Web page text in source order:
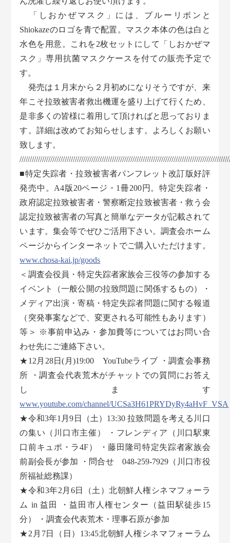
「しおかぜマスク」には、ブルーリボンと
Shiokazeのロゴを青で配置。マスク本体の色は白と
水色を用意。これを2枚セットにして「しおかぜマ
スク」専用抗菌マスクケースを付ての販売予定で
す。
発売は１月末から２月初めになりそうですが、来
年こそ拉致被害者救出機運を盛り上げて行くため、
是非多くの皆様に着用して頂ければと思っておりま
す。詳細は改めてお知らせします。よろしくお願い
致します。
■特定失踪者・拉致被害者パンフレット改訂版好評
発売中。A4版20ページ・1冊200円。特定失踪者・
政府認定拉致被害者・警察断定拉致被害者・救う会
認定拉致被害者の写真と簡単なデータが記載されて
います。集会等でぜひご活用下さい。調査会ホーム
ページからインターネットでご購入いただけます。
www.chosa-kai.jp/goods
＜調査会役員・特定失踪者家族会三役等の参加する
イベント（一般公開の拉致問題に関係するもの）・
メディア出演・寄稿・特定失踪者問題に関する報道
（突発事案などで、変更される可能性もあります）
等＞ ※事前申込み・参加費等についてはお問い合
わせ先にご連絡下さい。
★12月28日(月)19:00 YouTubeライブ ・調査会事務
所 ・調査会代表荒木がチャットでの質問にお答え
します
www.youtube.com/channel/UCSa3H61PRYDyRy4aHvF_VSA
★令和3年1月9日（土）13:30 拉致問題を考える川口
の集い（川口市主催） ・フレンディア（川口駅東
口前キュポ・ラ4F） ・藤田隆司特定失踪者家族会
前副会長が参加 ・問合せ 048-259-7929（川口市役
所福祉総務課）
★令和3年2月6日（土）北朝鮮人権シネマフォーラ
ム in 益田 ・益田市人権センター（益田駅徒歩15
分） ・調査会代表荒木・理事石原が参加
★2月7日（日）13:45北朝鮮人権シネマフォーラム